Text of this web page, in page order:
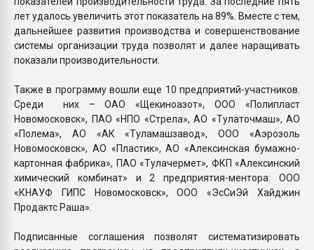
лет удалось увеличить этот показатель на 89%. Вместе с тем,
дальнейшее развития производства и совершенствование
системы организации труда позволят и далее наращивать
показали производительности.
Также в программу вошли еще 10 предприятий-участников.
Среди них – ОАО «Щекиноазот», ООО «Полипласт
Новомосковск», ПАО «НПО «Стрела», АО «Тулаточмаш», АО
«Полема», АО «АК «Туламашзавод», ООО «Аэрозоль
Новомосковск», АО «Пластик», АО «Алексинская бумажно-
картонная фабрика», ПАО «Тулачермет», ФКП «Алексинский
химический комбинат» и 2 предприятия-ментора: ООО
«КНАУФ ГИПС Новомосковск», ООО «ЭсСиЭй Хайджин
Продактс Раша».
Подписанные соглашения позволят систематизировать